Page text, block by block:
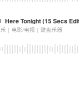
Here Tonight (15 Secs
| 电影/电视 | 键盘乐器